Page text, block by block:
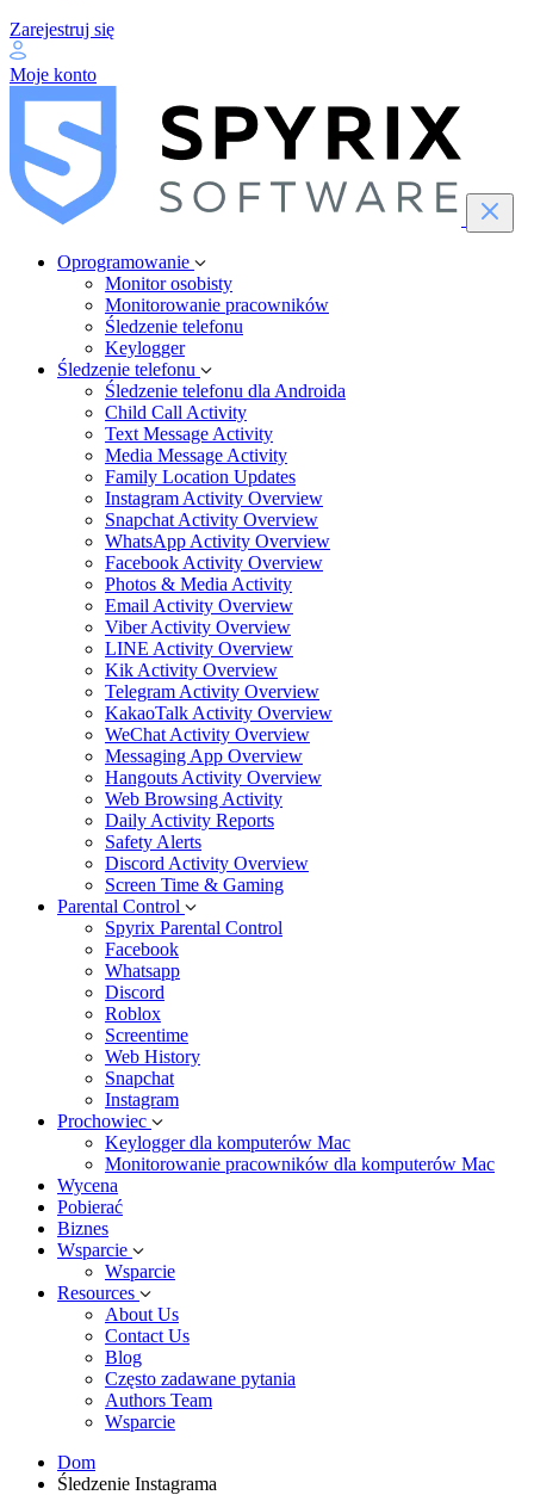
Zarejestruj się
Moje konto
Oprogramowanie
Monitor osobisty
Monitorowanie pracowników
Śledzenie telefonu
Keylogger
Śledzenie telefonu
Śledzenie telefonu dla Androida
Child Call Activity
Text Message Activity
Media Message Activity
Family Location Updates
Instagram Activity Overview
Snapchat Activity Overview
WhatsApp Activity Overview
Facebook Activity Overview
Photos & Media Activity
Email Activity Overview
Viber Activity Overview
LINE Activity Overview
Kik Activity Overview
Telegram Activity Overview
KakaoTalk Activity Overview
WeChat Activity Overview
Messaging App Overview
Hangouts Activity Overview
Web Browsing Activity
Daily Activity Reports
Safety Alerts
Discord Activity Overview
Screen Time & Gaming
Parental Control
Spyrix Parental Control
Facebook
Whatsapp
Discord
Roblox
Screentime
Web History
Snapchat
Instagram
Prochowiec
Keylogger dla komputerów Mac
Monitorowanie pracowników dla komputerów Mac
Wycena
Pobierać
Biznes
Wsparcie
Wsparcie
Resources
About Us
Contact Us
Blog
Często zadawane pytania
Authors Team
Wsparcie
Dom
Śledzenie Instagrama